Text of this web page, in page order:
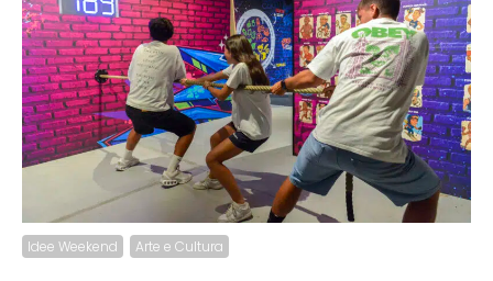
Idee Weekend Arte e Cultura